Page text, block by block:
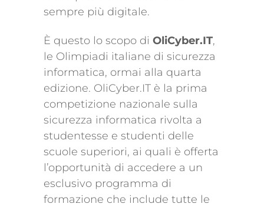
sempre più digitale.
È questo lo scopo di OliCyber.IT,
le Olimpiadi italiane di sicurezza
informatica, ormai alla quarta
edizione. OliCyber.IT è la prima
competizione nazionale sulla
sicurezza informatica rivolta a
studentesse e studenti delle
scuole superiori, ai quali è offerta
l’opportunità di accedere a un
esclusivo programma di
formazione che include tutte le